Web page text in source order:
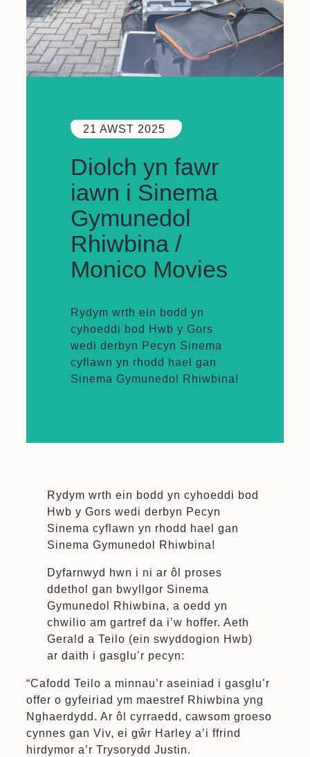
21 AWST 2025
Diolch yn fawr
iawn i Sinema
Gymunedol
Rhiwbina /
Monico Movies
Rydym wrth ein bodd yn
cyhoeddi bod Hwb y Gors
wedi derbyn Pecyn Sinema
cyflawn yn rhodd hael gan
Sinema Gymunedol Rhiwbina!
Rydym wrth ein bodd yn cyhoeddi bod
Hwb y Gors wedi derbyn Pecyn
Sinema cyflawn yn rhodd hael gan
Sinema Gymunedol Rhiwbina!
Dyfarnwyd hwn i ni ar ôl proses
ddethol gan bwyllgor Sinema
Gymunedol Rhiwbina, a oedd yn
chwilio am gartref da i’w hoffer. Aeth
Gerald a Teilo (ein swyddogion Hwb)
ar daith i gasglu’r pecyn:
“Cafodd Teilo a minnau’r aseiniad i gasglu’r
offer o gyfeiriad ym maestref Rhiwbina yng
Nghaerdydd. Ar ôl cyrraedd, cawsom groeso
cynnes gan Viv, ei gŵr Harley a’i ffrind
hirdymor a’r Trysorydd Justin.